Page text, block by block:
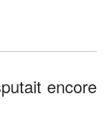
encore